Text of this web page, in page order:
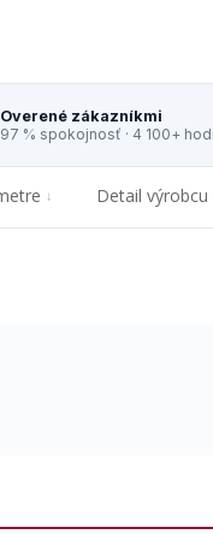
Overené zákazníkmi
97 % spokojnosť · 4 100+
Detail výrobcu